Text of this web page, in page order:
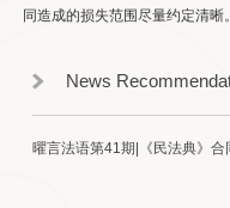
同造成的损失范围尽量约定清晰。
News
曜言法语第41期|《民法典》合